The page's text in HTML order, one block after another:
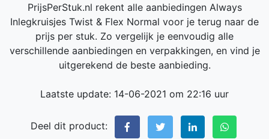
PrijsPerStuk.nl rekent alle aanbiedingen Always
Inlegkruisjes Twist & Flex Normal voor je terug naar de
prijs per stuk. Zo vergelijk je eenvoudig alle
verschillende aanbiedingen en verpakkingen, en vind je
uitgerekend de beste aanbieding.
Laatste update: 14-06-2021 om 22:16 uur
Deel dit product: